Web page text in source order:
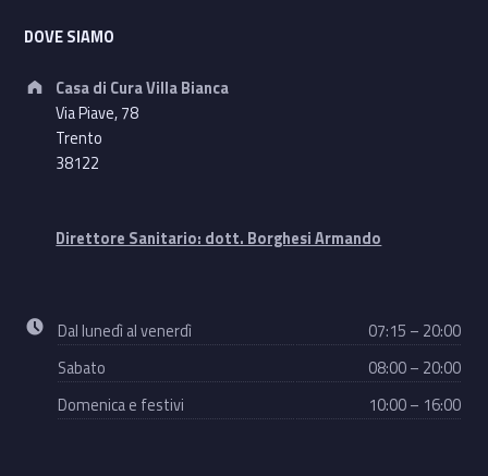
DOVE SIAMO
Address:
Casa di Cura Villa Bianca
Via Piave, 78
Trento
38122
Direttore Sanitario: dott. Borghesi Armando
Business hours:
Dal lunedì al venerdì
07:15 – 20:00
Sabato
08:00 – 20:00
Domenica e festivi
10:00 – 16:00